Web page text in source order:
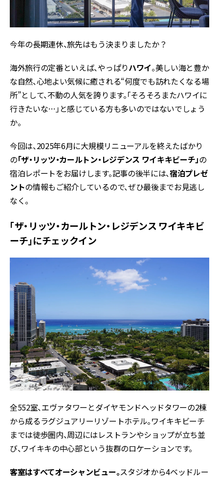
今年の長期連休、旅先はもう決まりましたか？
海外旅行の定番といえば、やっぱりハワイ。美しい海と豊か
な自然、心地よい気候に癒される“何度でも訪れたくなる場
所”として、不動の人気を誇ります。「そろそろまたハワイに
行きたいな…」と感じている方も多いのではないでしょう
か。
今回は、2025年6月に大規模リニューアルを終えたばかり
の「ザ・リッツ・カールトン・レジデンス ワイキキビーチ」の
宿泊レポートをお届けします。記事の後半には、宿泊プレゼ
ントの情報もご紹介しているので、ぜひ最後までお見逃し
なく。
「ザ・リッツ・カールトン・レジデンス ワイキキビ
ーチ」にチェックイン
全552室、エヴァタワーとダイヤモンドヘッドタワーの2棟
から成るラグジュアリーリゾートホテル。ワイキキビーチ
までは徒歩圏内、周辺にはレストランやショップが立ち並
び、ワイキキの中心部という抜群のロケーションです。
客室はすべてオーシャンビュー。スタジオから4ベッドルー